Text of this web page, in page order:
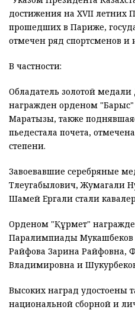
достижения на XVII летних
прошедших в Париже,
отмечен ряд спортсменов и
В частности:
Обладатель золотой
награжден орденом "Барыс"
Маратқызы, также
пьедестала почета,
степени.
Завоевавшие серебряные
Тлеугабылович, Жумагали
Шамей Ергали стали
Орденом "Құрмет"
Паралимпиады Мукашбеков
Райфова Зарина Райфовна,
Владимировна и
Высоких наград удостоены
национальной сборной и